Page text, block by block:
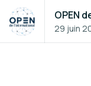
OPEN
29 juin